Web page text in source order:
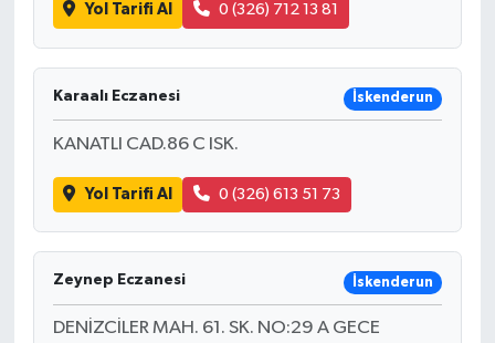
Yol Tarifi Al 0 (326) 712 13 81
Karaalı Eczanesi İskenderun
KANATLI CAD.86 C ISK.
Yol Tarifi Al 0 (326) 613 51 73
Zeynep Eczanesi İskenderun
DENİZCİLER MAH. 61. SK. NO:29 A GECE